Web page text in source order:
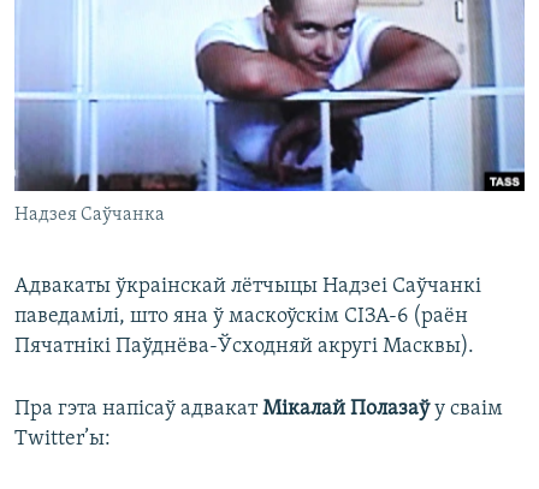
Надзея Саўчанка
Адвакаты ўкраінскай лётчыцы Надзеі Саўчанкі
паведамілі, што яна ў маскоўскім СІЗА-6 (раён
Пячатнікі Паўднёва-Ўсходняй акругі Масквы).
Пра гэта напісаў адвакатМікалай Полазаўу сваім
Twitter’ы: